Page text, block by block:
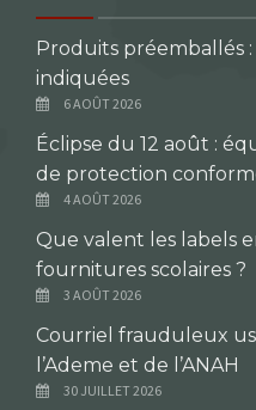
Produits préemballés
indiquées
6 AOÛT 2026
Éclipse du 12 août :
de protection
4 AOÛT 2026
Que valent les labels
fournitures scolaires ?
3 AOÛT 2026
Courriel frauduleux
l’Ademe et de l’ANAH
30 JUILLET 2026